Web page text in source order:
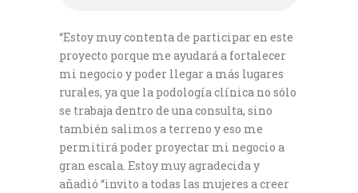
“Estoy muy contenta de participar en este
proyecto porque me ayudará a fortalecer
mi negocio y poder llegar a más lugares
rurales, ya que la podología clínica no sólo
se trabaja dentro de una consulta, sino
también salimos a terreno y eso me
permitirá poder proyectar mi negocio a
gran escala. Estoy muy agradecida y
añadió “invito a todas las mujeres a creer